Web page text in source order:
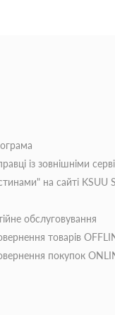
із зовнішніми
на сайті KSUU
обслуговування
товарів
покупок